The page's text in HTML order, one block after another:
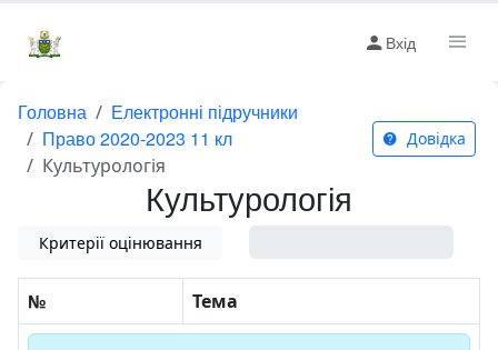
Вхід
Головна
Електронні підручники
Право 2020-2023 11 кл
Культурологія
Довідка
Культурологія
Критерії оцінювання
№ Тема